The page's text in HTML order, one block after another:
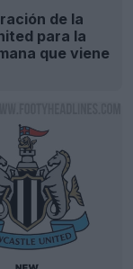
de la
para la
que viene